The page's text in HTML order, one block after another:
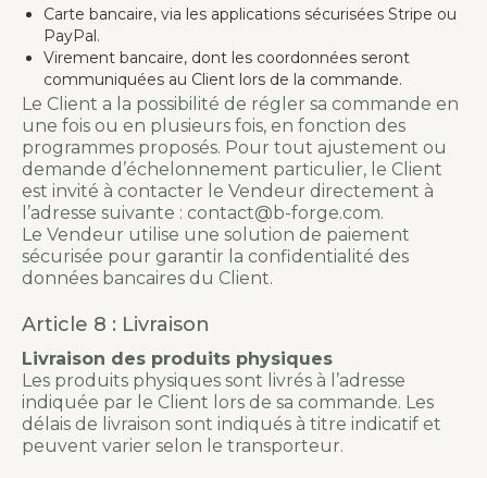
Carte bancaire, via les applications sécurisées Stripe ou
PayPal.
Virement bancaire, dont les coordonnées seront
communiquées au Client lors de la commande.
Le Client a la possibilité de régler sa commande en
une fois ou en plusieurs fois, en fonction des
programmes proposés. Pour tout ajustement ou
demande d’échelonnement particulier, le Client
est invité à contacter le Vendeur directement à
l’adresse suivante : contact@b-forge.com.
Le Vendeur utilise une solution de paiement
sécurisée pour garantir la confidentialité des
données bancaires du Client.
Article 8 : Livraison
Livraison des produits physiques
Les produits physiques sont livrés à l’adresse
indiquée par le Client lors de sa commande. Les
délais de livraison sont indiqués à titre indicatif et
peuvent varier selon le transporteur.